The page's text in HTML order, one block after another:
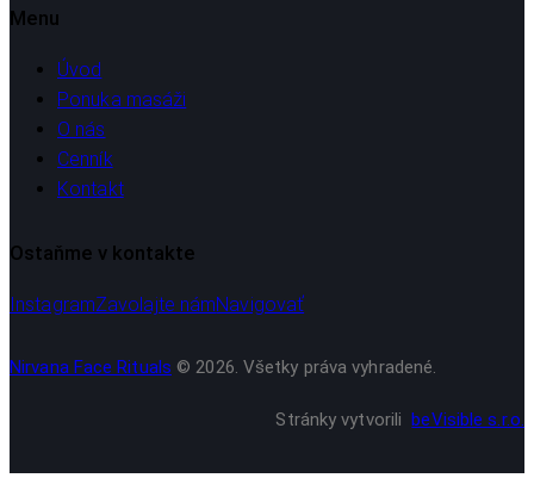
Menu
Úvod
Ponuka masáži
O nás
Cenník
Kontakt
Ostaňme v kontakte
InstagramZavolajte námNavigovať
Nirvana Face Rituals © 2026. Všetky práva vyhradené.
Stránky vytvorili beVisible s.r.o.